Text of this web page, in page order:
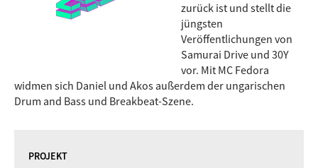
zurück ist und stellt die
jüngsten
Veröffentlichungen von
Samurai Drive und 30Y
vor. Mit MC Fedora
widmen sich Daniel und Akos außerdem der ungarischen
Drum and Bass und Breakbeat-Szene.
PROJEKT